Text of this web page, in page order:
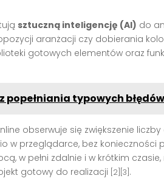
sztuczną inteligencję (AI) do
aranżacji czy dobierania
gotowych elementów oraz
typowych
obserwuje się zwiększenie
w przeglądarce, bez konieczności
w pełni zdalnie i w krótkim
gotowy do realizacji [2][3] .